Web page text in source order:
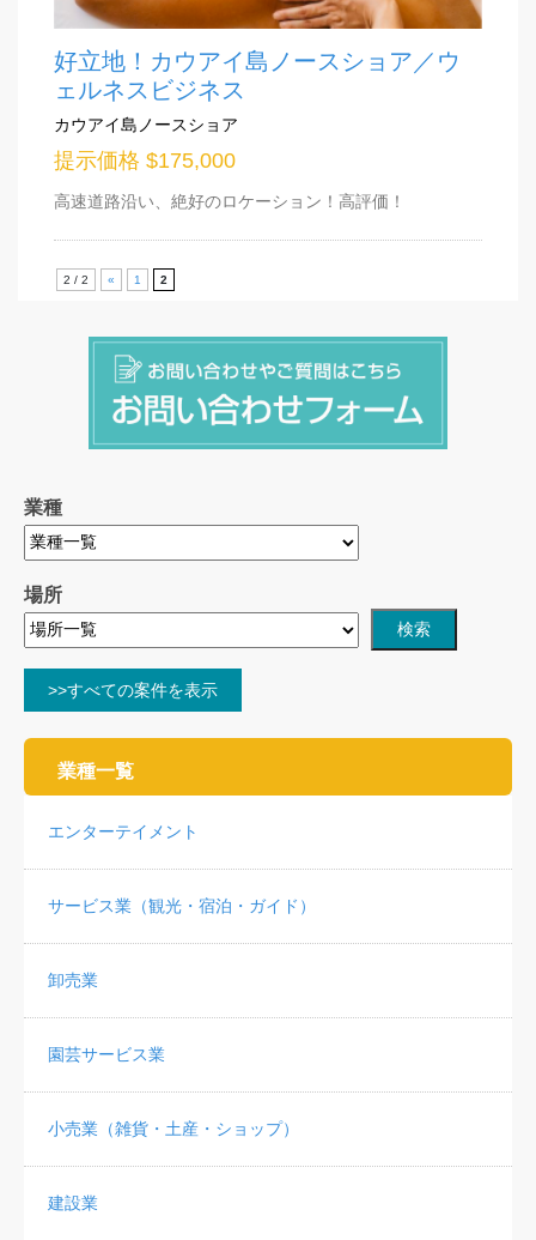
好立地！カウアイ島ノースショア／ウ
ェルネスビジネス
カウアイ島ノースショア
提示価格 $175,000
高速道路沿い、絶好のロケーション！高評価！
2 / 2 « 1 2
業種
場所
>>すべての案件を表示
業種一覧
エンターテイメント
サービス業（観光・宿泊・ガイド）
卸売業
園芸サービス業
小売業（雑貨・土産・ショップ）
建設業